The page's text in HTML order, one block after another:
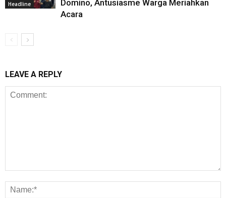
Headline
Domino, Antusiasme Warga Meriahkan
Acara
LEAVE A REPLY